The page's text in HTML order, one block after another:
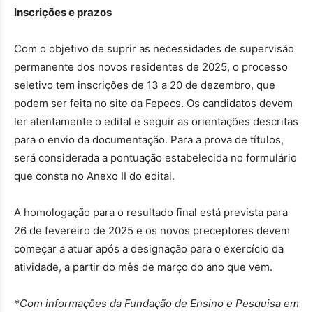
Inscrições e prazos
Com o objetivo de suprir as necessidades de supervisão
permanente dos novos residentes de 2025, o processo
seletivo tem inscrições de 13 a 20 de dezembro, que
podem ser feita no site da Fepecs. Os candidatos devem
ler atentamente o edital e seguir as orientações descritas
para o envio da documentação. Para a prova de títulos,
será considerada a pontuação estabelecida no formulário
que consta no Anexo II do edital.
A homologação para o resultado final está prevista para
26 de fevereiro de 2025 e os novos preceptores devem
começar a atuar após a designação para o exercício da
atividade, a partir do mês de março do ano que vem.
*Com informações da Fundação de Ensino e Pesquisa em